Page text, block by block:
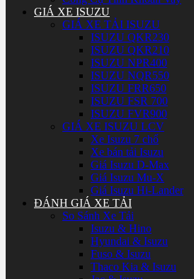
GIÁ XE ISUZU
GIÁ XE TẢI ISUZU
ISUZU QKR230
ISUZU QKR210
ISUZU NPR400
ISUZU NQR550
ISUZU FRR650
ISUZU FSR 700
ISUZU FVR900
GIÁ XE ISUZU LCV
Xe Isuzu 7 chổ
Xe bán tải Isuzu
Giá Isuzu D-Max
Giá Isuzu Mu-X
Giá Isuzu Hi-Lander
ĐÁNH GIÁ XE TẢI
So Sánh Xe Tải
Isuzu & Hino
Hyundai & Isuzu
Fuso & Isuzu
Thaco Kia & Isuzu